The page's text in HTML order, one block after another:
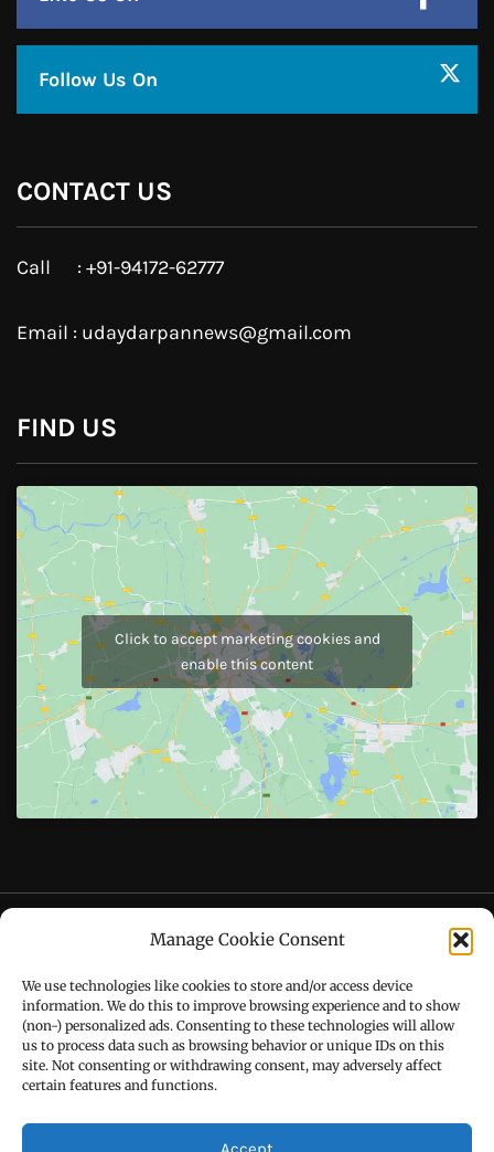
Manage Cookie Consent
We use technologies like cookies to store and/or access device
information. We do this to improve browsing experience and to show
(non-) personalized ads. Consenting to these technologies will allow
us to process data such as browsing behavior or unique IDs on this
site. Not consenting or withdrawing consent, may adversely affect
certain features and functions.
Facebook
Instagram
JOIN US
Like Us On
Follow Us On
Call : +91-94172-62777
Email : udaydarpannews@gmail.com